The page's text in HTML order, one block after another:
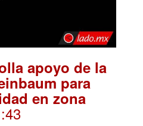
apoyo de la
para
en zona